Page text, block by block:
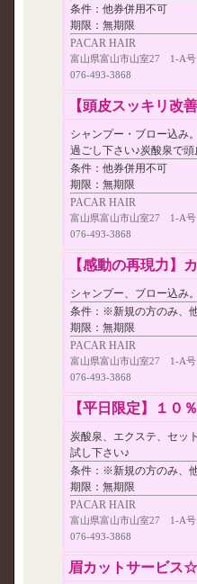
条件： 他券併用不可
期限： 無期限
PACAR HAIR
富山県富山市山室27 1-A号
076-493-3868
【頭皮スッキリ
シャンプー・ブロー込み
過ごし下さい♪炭酸泉で頭
条件： 他券併用不可
期限： 無期限
PACAR HAIR
富山県富山市山室27 1-A号
076-493-3868
【感動の再現力
シャンプー、ブロー込み
条件： ※新規の方のみ、
期限： 無期限
PACAR HAIR
富山県富山市山室27 1-A号
076-493-3868
【平日限定】１０
炭酸泉、エクステ、セッ
試し下さい♪
条件： ※新規の方のみ、
期限： 無期限
PACAR HAIR
富山県富山市山室27 1-A号
076-493-3868
眉カットサービス☆